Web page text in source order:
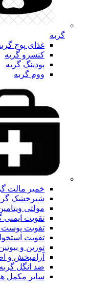
گربه
غذای پوچ
کنسرو گربه
پودینگ گربه
ووم گربه
خمیر مالت
شیرخشک
مولتی
تقویت ایمنی
تقویت پوست
تقویت
تورین و
آرامبخش و
ضد انگل گربه
سایر مکمل